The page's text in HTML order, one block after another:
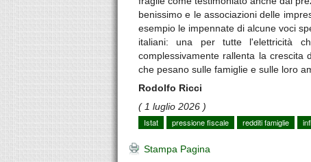
benissimo e le associazioni delle
esempio le impennate di alcune voci
italiani: una per tutte l'elettricità
complessivamente rallenta la
che pesano sulle famiglie e sulle loro
Rodolfo Ricci
( 1 luglio 2026 )
Istat
pressione fiscale redditi famiglie
Stampa Pagina